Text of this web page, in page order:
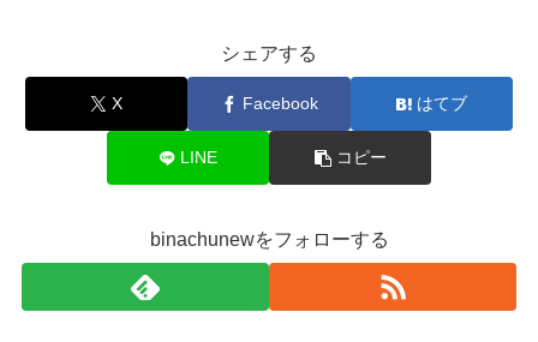
シェアする
X Facebook はてブ
LINE コピー
binachunewをフォローする